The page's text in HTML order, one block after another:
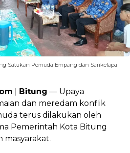
Satukan Pemuda Empang dan Sarikelapa
Bitung — Upaya
dan meredam konflik
terus dilakukan oleh
Pemerintah Kota Bitung
masyarakat.